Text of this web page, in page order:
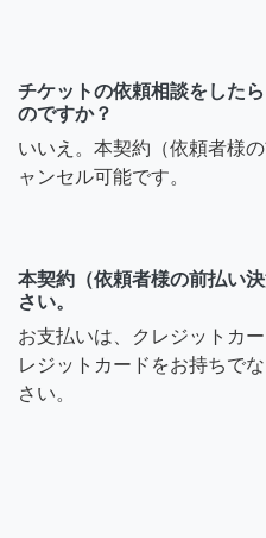
チケットの依頼相談をした
のですか？
いいえ。本契約（依頼者様
ャンセル可能です。
本契約（依頼者様の前払い
さい。
お支払いは、クレジットカ
レジットカードをお持ちで
さい。